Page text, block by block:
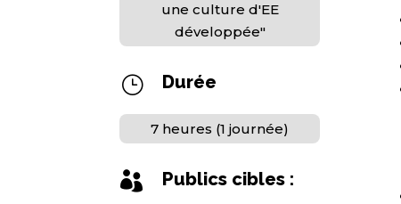
une culture d'EE
développée"
} Durée
7 heures (1 journée)
 Publics cibles :